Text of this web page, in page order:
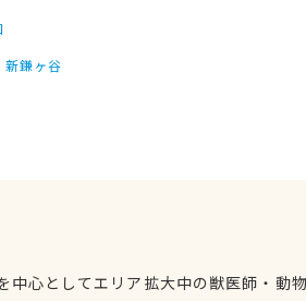
新鎌ヶ谷
中心としてエリア拡大中の獣医師・動